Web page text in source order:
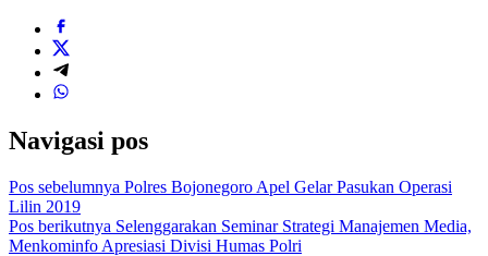
Navigasi pos
Pos sebelumnya Polres Bojonegoro Apel Gelar Pasukan Operasi
Lilin 2019
Pos berikutnya Selenggarakan Seminar Strategi Manajemen Media,
Menkominfo Apresiasi Divisi Humas Polri